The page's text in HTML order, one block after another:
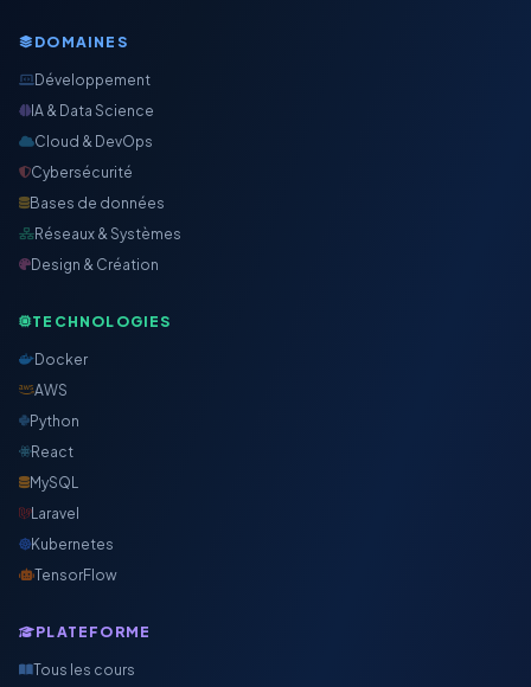
DOMAINES
Développement
IA & Data Science
Cloud & DevOps
Cybersécurité
Bases de données
Réseaux & Systèmes
Design & Création
TECHNOLOGIES
Docker
AWS
Python
React
MySQL
Laravel
Kubernetes
TensorFlow
PLATEFORME
Tous les cours